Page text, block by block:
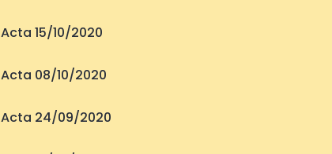
Acta 15/10/2020
Acta 08/10/2020
Acta 24/09/2020